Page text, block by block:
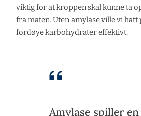
viktig for at kroppen skal kunne ta
fra maten. Uten amylase ville vi
fordøye karbohydrater effektivt.
Amylase spiller en